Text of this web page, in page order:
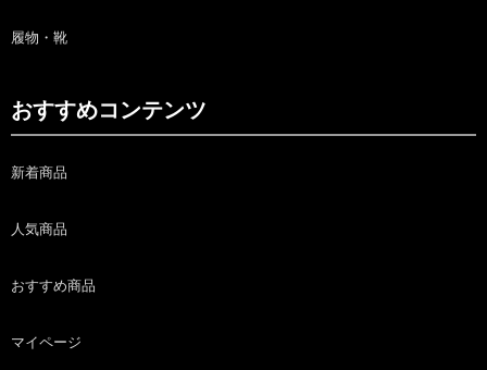
履物・靴
おすすめコンテンツ
新着商品
人気商品
おすすめ商品
マイページ